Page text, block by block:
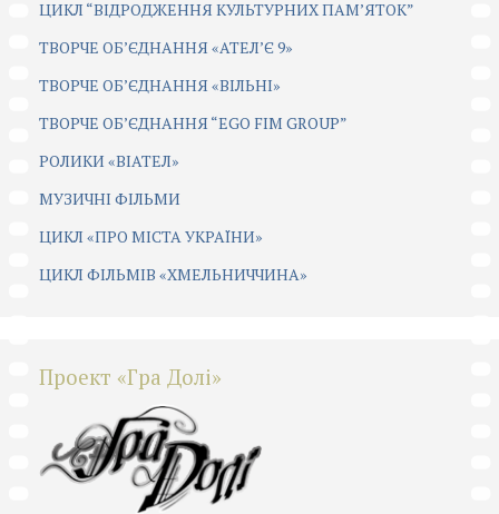
ЦИКЛ “ВІДРОДЖЕННЯ КУЛЬТУРНИХ ПАМ’ЯТОК”
ТВОРЧЕ ОБ’ЄДНАННЯ «АТЕЛ’Є 9»
ТВОРЧЕ ОБ’ЄДНАННЯ «ВІЛЬНІ»
ТВОРЧЕ ОБ’ЄДНАННЯ “EGO FIM GROUP”
РОЛИКИ «ВІАТЕЛ»
МУЗИЧНІ ФІЛЬМИ
ЦИКЛ «ПРО МІСТА УКРАЇНИ»
ЦИКЛ ФІЛЬМІВ «ХМЕЛЬНИЧЧИНА»
Проект «Гра Долі»